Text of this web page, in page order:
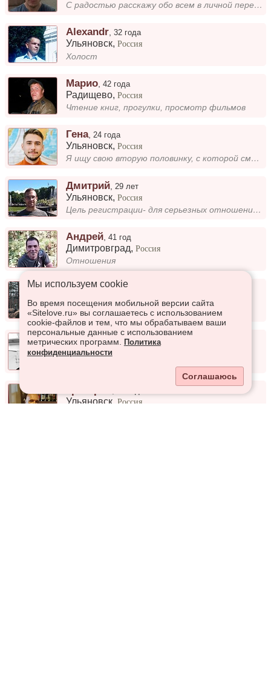
С радостью расскажу обо всем в личной переписке. Люблю находить общие темы для разговора и делиться интересными историям...
Alexandr,32 года
Ульяновск,Россия
Холост
Марио ,42 года
Радищево,Россия
Чтение книг, прогулки, просмотр фильмов
Гена,24 года
Ульяновск,Россия
Я ищу свою вторую половинку, с которой смогу построить крепкие и искренние отношения. Важно быть рядом, поддерживать дру...
Дмитрий 29 лет
Ульяновск,Россия
Цель регистрации- для серьезных отношений и создании семьи в будущем. О себе- тихий, спокойный, целенаправленный, без вр...
Андрей ,41 год
Димитровград,Россия
Отношения
Дмитрий,28 лет
Димитровград,Россия
Люблю сериалы
Net_Kondi, 27 лет
Димитровград
Ульяновск ,Россия
Мы используем сookie
Во время посещения мобильной версии сайта
«Sitelove.ru» вы соглашаетесь с использованием
cookie-файлов и тем, что мы обрабатываем ваши
персональные данные с использованием
метрических программ.
Политика
конфиденциальности
Соглашаюсь